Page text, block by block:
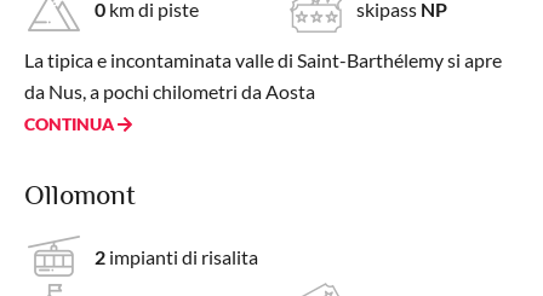
0 km di piste skipass NP
La tipica e incontaminata valle di Saint-Barthélemy si apre
da Nus, a pochi chilometri da Aosta
CONTINUA
Ollomont
2 impianti di risalita